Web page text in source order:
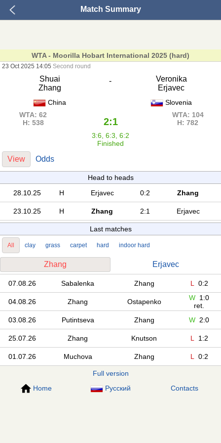
Match Summary
WTA - Moorilla Hobart International 2025 (hard)
23 Oct 2025 14:05 Second round
Shuai
Zhang
-
Veronika
Erjavec
China
Slovenia
WTA: 62
H: 538
2:1
WTA: 104
H: 782
3:6, 6:3, 6:2
Finished
View Odds
Head to heads
28.10.25
H Erjavec 0:2 Zhang
23.10.25 H Zhang 2:1 Erjavec
Last matches
All clay grass carpet hard indoor hard
Zhang Erjavec
07.08.26 Sabalenka Zhang L 0:2
04.08.26 Zhang Ostapenko W 1:0
ret.
03.08.26
Putintseva Zhang W 2:0
25.07.26 Zhang Knutson L 1:2
01.07.26 Muchova Zhang L 0:2
Full version
Home
Русский Contacts